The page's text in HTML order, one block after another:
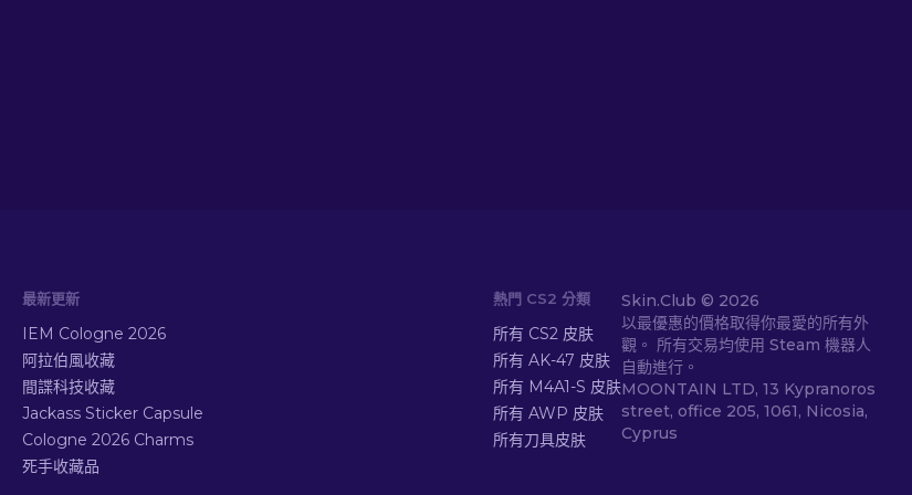
最新更新
IEM Cologne 2026
阿拉伯風收藏
間諜科技收藏
Jackass Sticker Capsule
Cologne 2026 Charms
死手收藏品
熱門 CS2 分類
所有 CS2 皮肤
所有 AK-47 皮肤
所有 M4A1-S 皮肤
所有 AWP 皮肤
所有刀具皮肤
Skin.Club © 2026
以最優惠的價格取得你最愛的所有外
觀。 所有交易均使用 Steam 機器人
自動進行。
MOONTAIN LTD, 13 Kypranoros
street, office 205, 1061, Nicosia,
Cyprus